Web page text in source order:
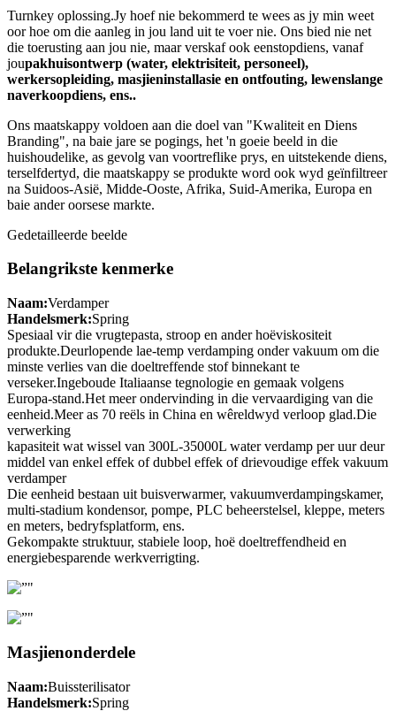
Turnkey oplossing.Jy hoef nie bekommerd te wees as jy min weet
oor hoe om die aanleg in jou land uit te voer nie. Ons bied nie net
die toerusting aan jou nie, maar verskaf ook eenstopdiens, vanaf
joupakhuisontwerp (water, elektrisiteit, personeel),
werkersopleiding, masjieninstallasie en ontfouting, lewenslange
naverkoopdiens, ens..
Ons maatskappy voldoen aan die doel van "Kwaliteit en Diens
Branding", na baie jare se pogings, het 'n goeie beeld in die
huishoudelike, as gevolg van voortreflike prys, en uitstekende diens,
terselfdertyd, die maatskappy se produkte word ook wyd geïnfiltreer
na Suidoos-Asië, Midde-Ooste, Afrika, Suid-Amerika, Europa en
baie ander oorsese markte.
Gedetailleerde beelde
Belangrikste kenmerke
Naam:Verdamper
Handelsmerk:Spring
Spesiaal vir die vrugtepasta, stroop en ander hoëviskositeit
produkte.Deurlopende lae-temp verdamping onder vakuum om die
minste verlies van die doeltreffende stof binnekant te
verseker.Ingeboude Italiaanse tegnologie en gemaak volgens
Europa-stand.Het meer ondervinding in die vervaardiging van die
eenheid.Meer as 70 reëls in China en wêreldwyd verloop glad.Die
verwerking
kapasiteit wat wissel van 300L-35000L water verdamp per uur deur
middel van enkel effek of dubbel effek of drievoudige effek vakuum
verdamper
Die eenheid bestaan ​​uit buisverwarmer, vakuumverdampingskamer,
multi-stadium kondensor, pompe, PLC beheerstelsel, kleppe, meters
en meters, bedryfsplatform, ens.
Gekompakte struktuur, stabiele loop, hoë doeltreffendheid en
energiebesparende werkverrigting.
Masjienonderdele
Naam:Buissterilisator
Handelsmerk:Spring